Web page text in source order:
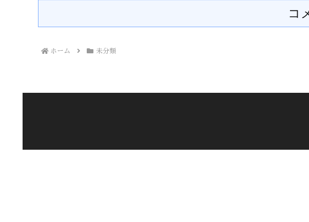
コ
ホーム 未分類